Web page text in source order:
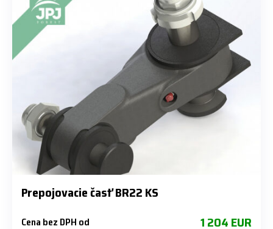
Prepojovacie časť BR22 KS
Cena bez DPH od 1 204 EUR